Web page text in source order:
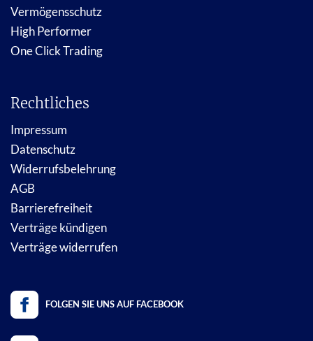
Vermögensschutz
High Performer
One Click Trading
Rechtliches
Impressum
Datenschutz
Widerrufsbelehrung
AGB
Barrierefreiheit
Verträge kündigen
Verträge widerrufen
FOLGEN SIE UNS AUF FACEBOOK